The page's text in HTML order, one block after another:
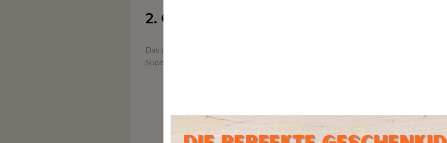
2. Gebackenes Ei im Brötchen Rezept
Das perfekte Frühstück für Ostern, aber auch ein toller Snack, wenn Gäste kommen!
Super lecker und super einfach zu machen!